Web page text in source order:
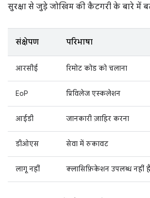
सुरक्षा से जुड़े जोखिम की कैटगरी के बारे में
संक्षेपण परिभाषा
आरसीई रिमोट कोड को चलाना
EoP प्रिविलेज एस्कलेशन
आईडी जानकारी ज़ाहिर करना
डीओएस सेवा में रुकावट
लागू नहीं क्लासिफ़िकेशन उपलब्ध नहीं है